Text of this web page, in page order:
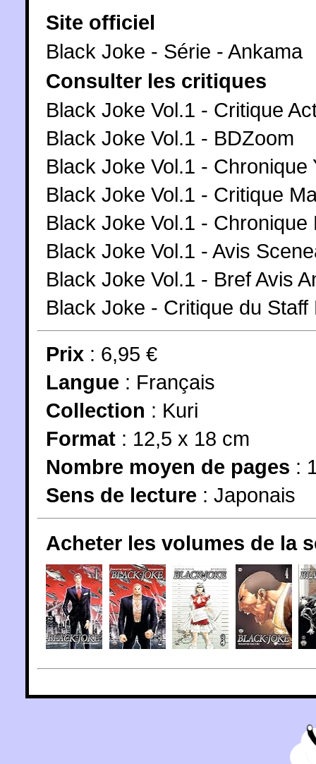
Site officiel
Black Joke - Série - Ankama
Consulter les critiques
Black Joke Vol.1 - Critique
Black Joke Vol.1 - BDZoom
Black Joke Vol.1 - Chronique
Black Joke Vol.1 - Critique
Black Joke Vol.1 - Chronique
Black Joke Vol.1 - Avis
Black Joke Vol.1 - Bref Avis
Black Joke - Critique du
Prix : 6,95 €
Langue : Français
Collection : Kuri
Format : 12,5 x 18 cm
Nombre moyen de pages :
Sens de lecture : Japonais
Acheter les volumes de la